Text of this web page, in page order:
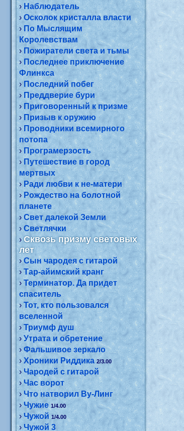
›Наблюдатель
›Осколок кристалла власти
› По Мыслящим
Королевствам
›Пожиратели света и тьмы
›Последнее приключение
Флинкса
› Последний побег
›Преддверие бури
› Приговоренный к призме
›Призыв к оружию
›Проводники всемирного
потопа
›Програмерзость
›Путешествие в город
мертвых
›Ради любви к не-матери
›Рождество на болотной
планете
›Свет далекой Земли
›Светлячки
›Сквозь призму световых
лет
›Сын чародея с гитарой
›Тар-айимский кранг
›Терминатор. Да придет
спаситель
›Тот, кто пользовался
вселенной
›Триумф душ
›Утрата и обретение
›Фальшивое зеркало
›Хроники Риддика 2/3.00
›Чародей с гитарой
›Час ворот
›Что натворил Ву-Линг
›Чужие 1/4.00
›Чужой 1/4.00
›Чужой 3